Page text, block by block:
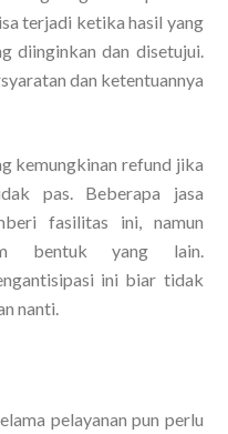
terjadi ketika hasil yang
diinginkan dan disetujui.
dan ketentuannya
kemungkinan refund jika
pas. Beberapa jasa
fasilitas ini, namun
bentuk yang lain.
ini biar tidak
nanti.
pelayanan pun perlu